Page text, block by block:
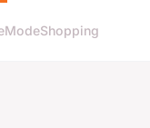
ModeShopping